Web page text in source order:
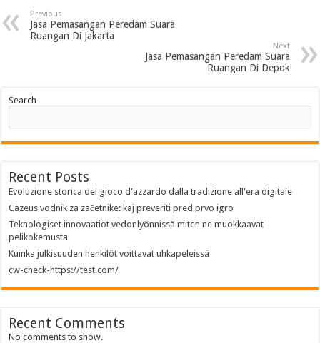
Previous
Jasa Pemasangan Peredam Suara
Ruangan Di Jakarta
Next
Jasa Pemasangan Peredam Suara
Ruangan Di Depok
Search
Recent Posts
Evoluzione storica del gioco d'azzardo dalla tradizione all'era digitale
Cazeus vodnik za začetnike: kaj preveriti pred prvo igro
Teknologiset innovaatiot vedonlyönnissä miten ne muokkaavat
pelikokemusta
Kuinka julkisuuden henkilöt voittavat uhkapeleissä
cw-check-https://test.com/
Recent Comments
No comments to show.